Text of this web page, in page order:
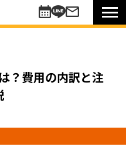
？費用の内訳と注